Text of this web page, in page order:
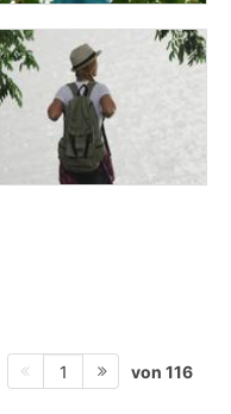
1 von 116